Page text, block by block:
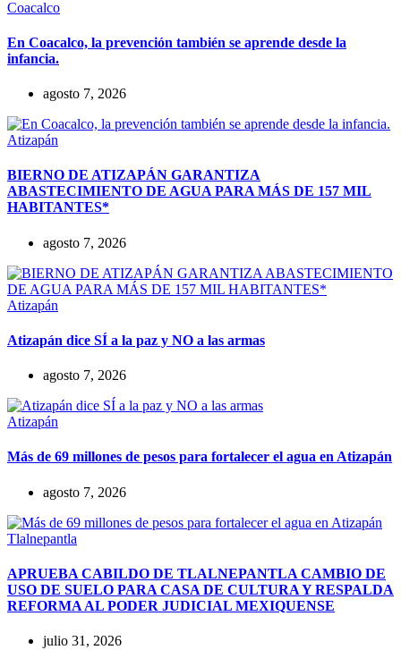
Coacalco
En Coacalco, la prevención también se aprende desde la
infancia.
agosto 7, 2026
Atizapán
BIERNO DE ATIZAPÁN GARANTIZA
ABASTECIMIENTO DE AGUA PARA MÁS DE 157 MIL
HABITANTES*
agosto 7, 2026
Atizapán
Atizapán dice SÍ a la paz y NO a las armas
agosto 7, 2026
Atizapán
Más de 69 millones de pesos para fortalecer el agua en Atizapán
agosto 7, 2026
Tlalnepantla
APRUEBA CABILDO DE TLALNEPANTLA CAMBIO DE
USO DE SUELO PARA CASA DE CULTURA Y RESPALDA
REFORMA AL PODER JUDICIAL MEXIQUENSE
julio 31, 2026